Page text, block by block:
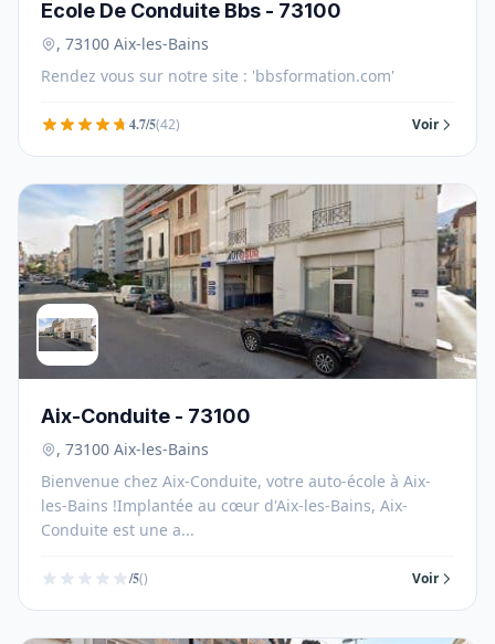
Ecole De Conduite Bbs - 73100
, 73100 Aix-les-Bains
Rendez vous sur notre site : 'bbsformation.com'
4.7/5(42) Voir
Aix-Conduite - 73100
, 73100 Aix-les-Bains
Bienvenue chez Aix-Conduite, votre auto-école à Aix-
les-Bains !Implantée au cœur d'Aix-les-Bains, Aix-
Conduite est une a...
/5() Voir